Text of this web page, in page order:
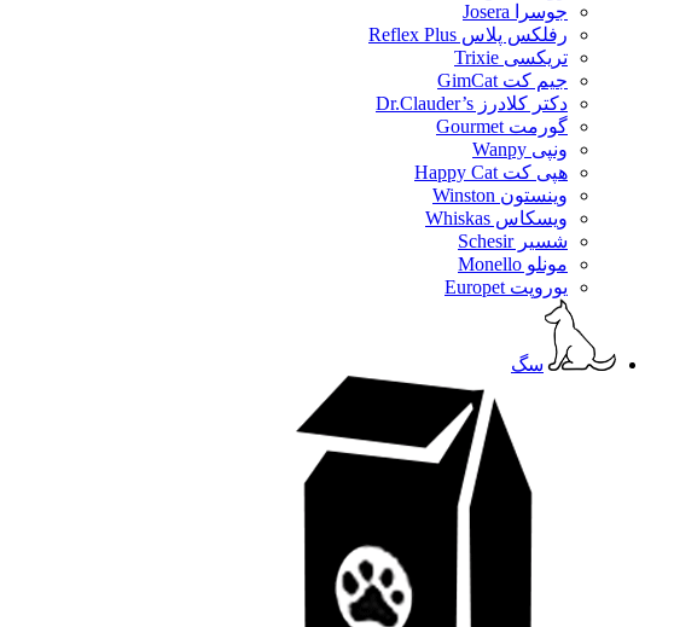
جوسرا Josera
رفلکس پلاس Reflex Plus
تریکسی Trixie
جیم کت GimCat
دکتر کلادرز Dr.Clauder’s
گورمت Gourmet
ونپی Wanpy
هپی کت Happy Cat
وینستون Winston
ویسکاس Whiskas
شسیر Schesir
مونلو Monello
یوروپت Europet
سگ